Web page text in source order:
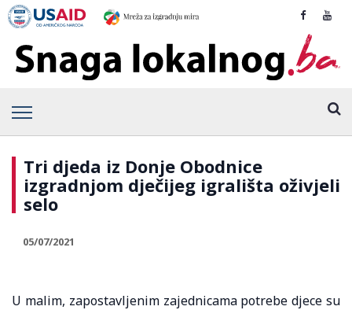
Tri djeda iz Donje Obodnice
izgradnjom dječijeg igrališta oživjeli
selo
05/07/2021
U malim, zapostavljenim zajednicama potrebe djece su